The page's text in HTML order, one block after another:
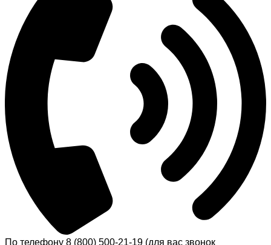
По телефону 8 (800) 500-21-19 (для вас звонок